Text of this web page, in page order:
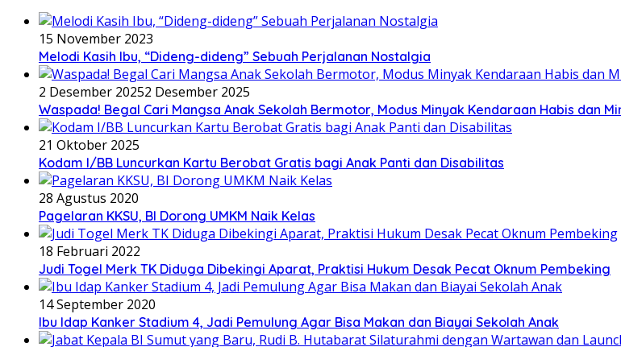
15 November 2023
Melodi Kasih Ibu, “Dideng-dideng” Sebuah Perjalanan Nostalgia
2 Desember 20252 Desember 2025
Waspada! Begal Cari Mangsa Anak Sekolah Bermotor, Modus Minyak Kendaraan Habis dan
21 Oktober 2025
Kodam I/BB Luncurkan Kartu Berobat Gratis bagi Anak Panti dan Disabilitas
28 Agustus 2020
Pagelaran KKSU, BI Dorong UMKM Naik Kelas
18 Februari 2022
Judi Togel Merk TK Diduga Dibekingi Aparat, Praktisi Hukum Desak Pecat Oknum Pembeking
14 September 2020
Ibu Idap Kanker Stadium 4, Jadi Pemulung Agar Bisa Makan dan Biayai Sekolah Anak